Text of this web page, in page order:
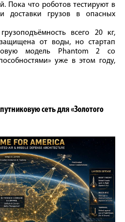
Пока что роботов тестируют в
доставки грузов в опасных
всего 20 кг,
от воды, но стартап
модель Phantom 2 со
уже в этом году,
сеть для «Золотого